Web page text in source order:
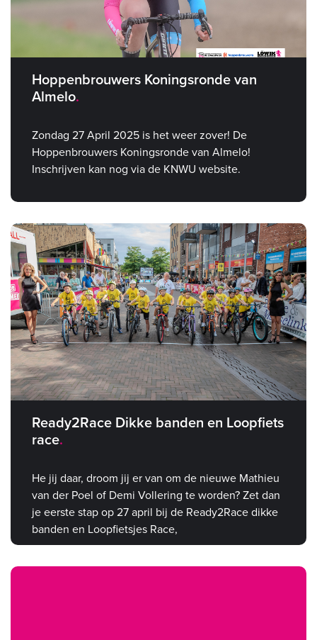
Hoppenbrouwers Koningsronde van
Almelo
Zondag 27 April 2025 is het weer zover! De
Hoppenbrouwers Koningsronde van Almelo!
Inschrijven kan nog via de KNWU website.
Ready2Race Dikke banden en Loopfiets
race
He jij daar, droom jij er van om de nieuwe Mathieu
van der Poel of Demi Vollering te worden? Zet dan
je eerste stap op 27 april bij de Ready2Race dikke
banden en Loopfietsjes Race,